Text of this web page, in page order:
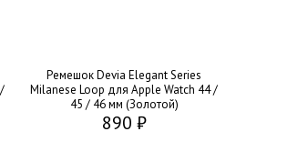
Ремешок Devia Elegant Series
Milanese Loop для Apple Watch 44 /
45 / 46 мм (Золотой)
890 ₽